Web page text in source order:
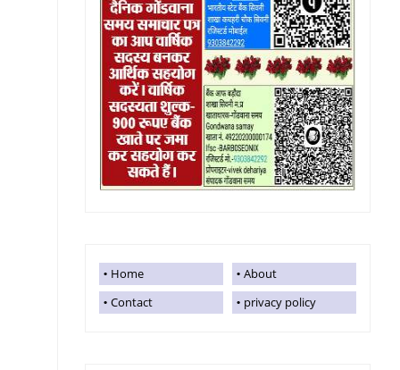
Home
About
Contact
privacy policy